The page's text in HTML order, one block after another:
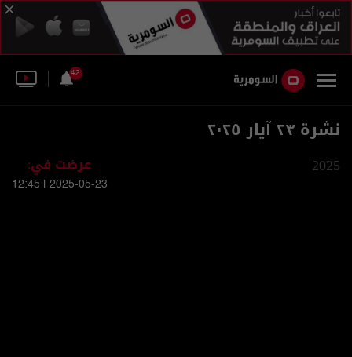
42
نشرة ٢٣ آيار ٢٠٢٥
2025 عرضت في:
2025-05-23 | 12:45